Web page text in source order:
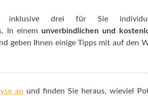
inklusive drei für Sie
In einem unverbindlichen und
geben Ihnen einige Tipps mit auf den
an und finden Sie heraus, wieviel